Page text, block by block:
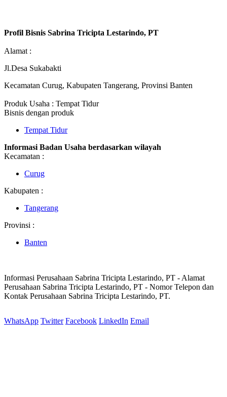
Profil Bisnis Sabrina Tricipta Lestarindo, PT
Alamat :
Jl.Desa Sukabakti
Kecamatan Curug, Kabupaten Tangerang, Provinsi Banten
Produk Usaha : Tempat Tidur
Bisnis dengan produk
Tempat Tidur
Informasi Badan Usaha berdasarkan wilayah
Kecamatan :
Curug
Kabupaten :
Tangerang
Provinsi :
Banten
Informasi Perusahaan Sabrina Tricipta Lestarindo, PT - Alamat
Perusahaan Sabrina Tricipta Lestarindo, PT - Nomor Telepon dan
Kontak Perusahaan Sabrina Tricipta Lestarindo, PT.
WhatsApp Twitter Facebook LinkedIn Email